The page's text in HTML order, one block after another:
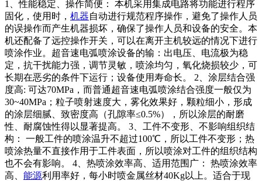
1、性能稳定、操作简便： 本机采用集成电路将功能进行程序
固化，使用时， 机器自动进行规范程序操作，避免了操作人员
的误操作而产生机器损坏，确保了操作人员和设备的安全。本
机还配备了远控操作开关，可以在离开主机较远的情况下进行
喷涂作业。超音速电弧喷涂设备的输：出电压、电流极为稳
定，抗干扰能力强，调节灵敏，喷涂均匀，氧化烧损较少，可
长期在恶劣的条件下运行；设备使用寿命长。 2、涂层结合强
度高: 可达70MPa，而普通超音速电弧喷涂结合强度一般仅为
30~40MPa；粒子喷射速度大，雾化效果好，颗粒细小，形成
的涂层细腻、致密度高（孔隙率≤0.5%），所以涂层的耐磨
性、耐腐蚀性得以显著提高。 3、工件不变形、不影响组织结
构： 一般工件的喷涂温升不超过100℃，所以工件不变形；热
喷涂热量不直接作用于工件表面，所以喷涂对工件的组织结构
也不会有影响。 4、热喷涂效率高、适用范围广： 热喷涂效率
高、 能源利用率好，每小时喷金属丝材40Kg以上。适合于现